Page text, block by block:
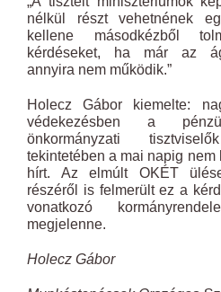
nélkül részt vehetnének
kellene másodkézből
kérdéseket, ha már az
annyira nem működik.”
Holecz Gábor kiemelte:
védekezésben a
önkormányzati
tekintetében a mai napig
hírt. Az elmúlt OKÉT
részéről is felmerült ez a
vonatkozó
megjelenne.
Holecz Gábor